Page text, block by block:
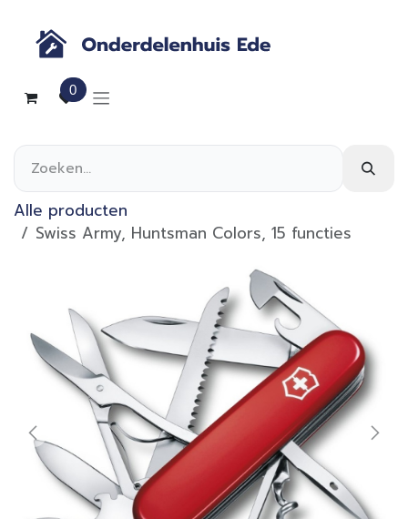
0
Alle producten
Swiss Army, Huntsman Colors, 15 functies